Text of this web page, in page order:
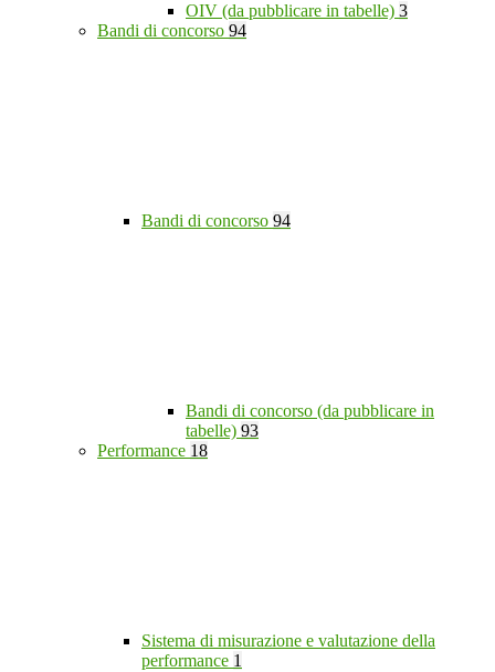
OIV (da pubblicare in tabelle) 3
Bandi di concorso 94
Bandi di concorso 94
Bandi di concorso (da pubblicare in
tabelle) 93
Performance 18
Sistema di misurazione e valutazione della
performance 1